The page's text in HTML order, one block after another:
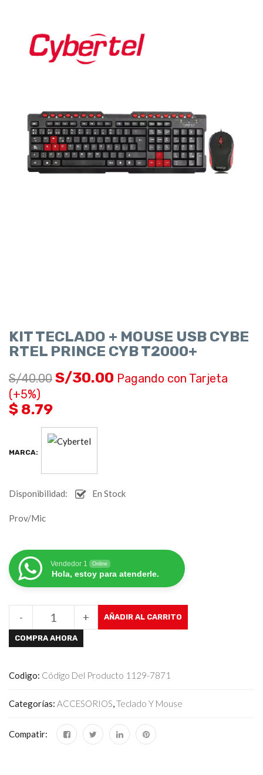
KIT TECLADO + MOUSE USB CYBE
RTEL PRINCE CYB T2000+
S/40.00 S/30.00 Pagando con Tarjeta
(+5%)
$ 8.79
MARCA:
Disponibilidad: En Stock
Prov/Mic
Vendedor 1 Online
Hola, estoy para atenderle.
+
- AÑADIR AL CARRITO
COMPRA AHORA
Codigo: Código Del Producto 1129-7871
Categorías: ACCESORIOS,Teclado Y Mouse
Compatir: